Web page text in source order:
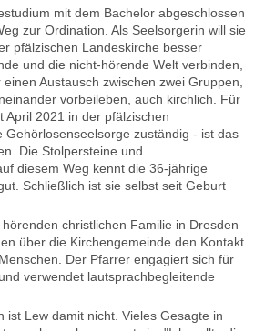
mit dem Bachelor abgeschlossen
zur Ordination. Als Seelsorgerin will sie
pfälzischen Landeskirche besser
und die nicht-hörende Welt verbinden,
Austausch zwischen zwei Gruppen,
vorbeileben, auch kirchlich. Für
April 2021 in der pfälzischen
Gehörlosenseelsorge zuständig - ist das
Die Stolpersteine und
diesem Weg kennt die 36-jährige
Schließlich ist sie selbst seit Geburt
christlichen Familie in Dresden
über die Kirchengemeinde den Kontakt
Der Pfarrer engagiert sich für
verwendet lautsprachbegleitende
ist Lew damit nicht. Vieles Gesagte in